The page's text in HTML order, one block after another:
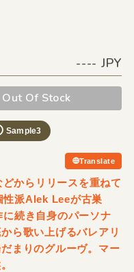
---- JPY
Out Of Stock
Sample3
Translate
からリリースを重ねて
性派Alek Leeが古巣
続き自身のパーソナ
ら歌い上げるバレアリ
まりのグルーヴ。マー